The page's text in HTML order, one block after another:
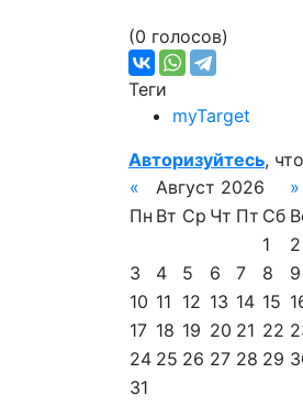
(0 голосов)
Теги
myTarget
Авторизуйтесь,
«
Август 2026
»
Пн Вт Ср Чт Пт Сб
1
2
3
4 5 6 7 8
9
10 11 12 13 14 15
17 18 19 20 21 22
24 25 26 27 28 29
31